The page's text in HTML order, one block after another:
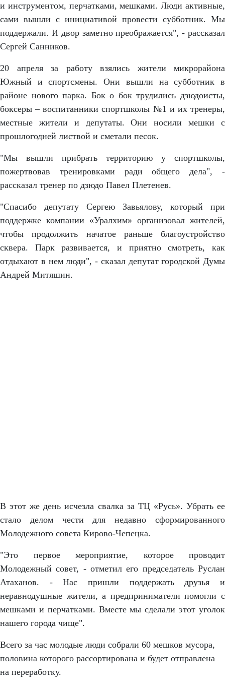
и инструментом, перчатками, мешками. Люди активные,
сами вышли с инициативой провести субботник. Мы
поддержали. И двор заметно преображается", - рассказал
Сергей Санников.
20 апреля за работу взялись жители микрорайона
Южный и спортсмены. Они вышли на субботник в
районе нового парка. Бок о бок трудились дзюдоисты,
боксеры – воспитанники спортшколы №1 и их тренеры,
местные жители и депутаты. Они носили мешки с
прошлогодней листвой и сметали песок.
"Мы вышли прибрать территорию у спортшколы,
пожертвовав тренировками ради общего дела", -
рассказал тренер по дзюдо Павел Плетенев.
"Спасибо депутату Сергею Завьялову, который при
поддержке компании «Уралхим» организовал жителей,
чтобы продолжить начатое раньше благоустройство
сквера. Парк развивается, и приятно смотреть, как
отдыхают в нем люди", - сказал депутат городской Думы
Андрей Митяшин.
В этот же день исчезла свалка за ТЦ «Русь». Убрать ее
стало делом чести для недавно сформированного
Молодежного совета Кирово-Чепецка.
"Это первое мероприятие, которое проводит
Молодежный совет, - отметил его председатель Руслан
Атаханов. - Нас пришли поддержать друзья и
неравнодушные жители, а предприниматели помогли с
мешками и перчатками. Вместе мы сделали этот уголок
нашего города чище".
Всего за час молодые люди собрали 60 мешков мусора,
половина которого рассортирована и будет отправлена
на переработку.